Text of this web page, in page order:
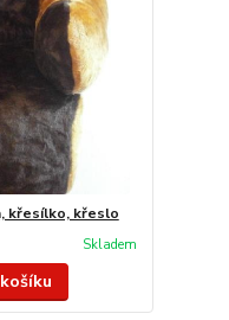
křesílko, křeslo
Skladem